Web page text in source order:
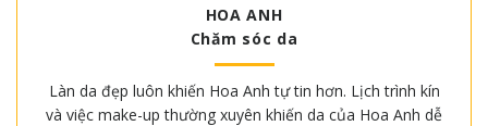
HOA ANH
Chăm sóc da
Làn da đẹp luôn khiến Hoa Anh tự tin hơn. Lịch trình kín
và việc make-up thường xuyên khiến da của Hoa Anh dễ